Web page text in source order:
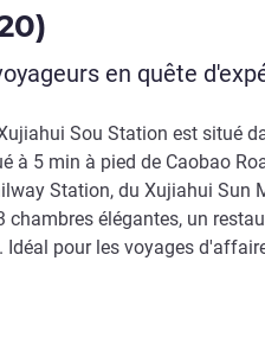
en quête
Sou Station est situé
à 5 min à pied de Caobao
Station, du Xujiahui Sun
chambres élégantes, un
Idéal pour les voyages